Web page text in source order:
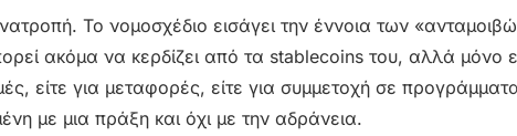
Το νομοσχέδιο εισάγει την έννοια των
ακόμα να κερδίζει από τα stablecoins του, αλλά μόνο
είτε για μεταφορές, είτε για συμμετοχή σε
με μια πράξη και όχι με την αδράνεια.